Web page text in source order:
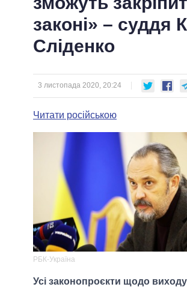
ДАЙДЖЕСТИ
ВЕРХОВНА РАДА
КАБІНЕТ МІНІСТРІВ
ГОЛОВИ ОБЛАДМІНІСТРАЦІЙ
ВСІ ПЕРСОНИ
ПІДТРИМАТИ
ПОРІВНЯННЯ
законі» – суддя
Сліденко
3 листопада 2020, 20:24
Читати російською
РБК-Україна
Усі законопроєкти щодо